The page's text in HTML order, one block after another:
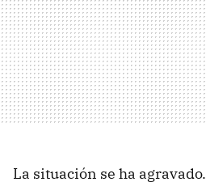
La situación se ha agravado.